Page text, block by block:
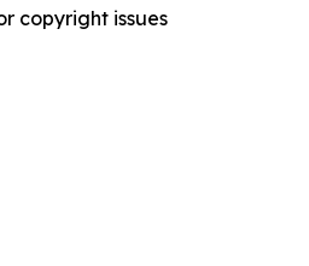
copyright issues